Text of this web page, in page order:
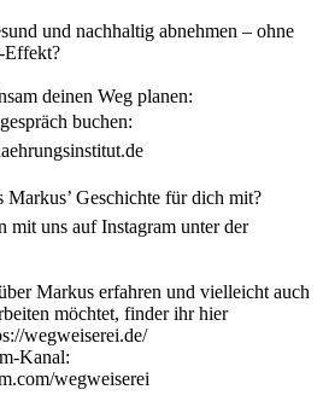
und nachhaltig abnehmen – ohne
Effekt?
deinen Weg planen:
buchen:
Markus’ Geschichte für dich mit?
mit uns auf Instagram unter der
Markus erfahren und vielleicht auch
möchtet, finder ihr hier
wegweiserei.de/
Kanal:
wegweiserei